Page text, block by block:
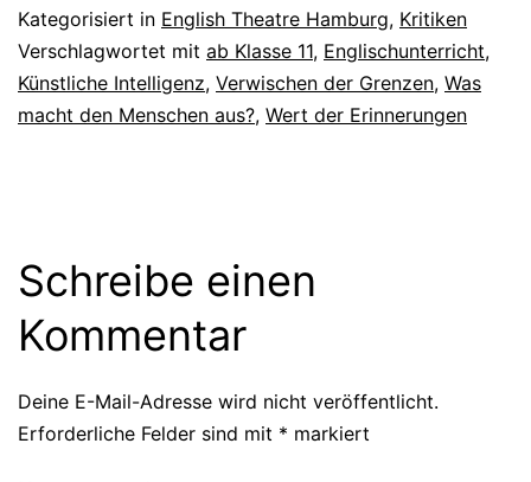
Kategorisiert in English Theatre Hamburg, Kritiken
Verschlagwortet mit ab Klasse 11, Englischunterricht,
Künstliche Intelligenz, Verwischen der Grenzen, Was
macht den Menschen aus?, Wert der Erinnerungen
Schreibe einen
Kommentar
Deine E-Mail-Adresse wird nicht veröffentlicht.
Erforderliche Felder sind mit * markiert